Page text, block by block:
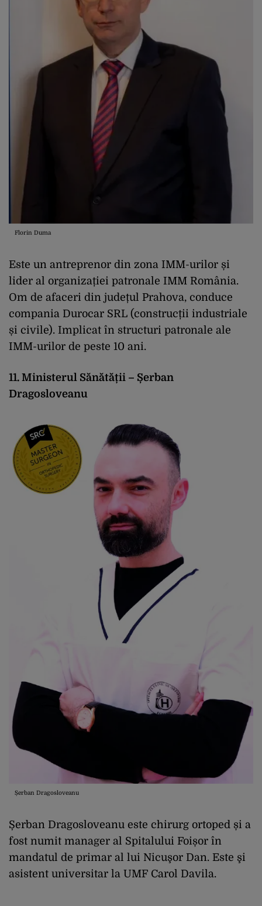
Florin Duma
Este un antreprenor din zona IMM-urilor și
lider al organizației patronale IMM România.
Om de afaceri din județul Prahova, conduce
compania Durocar SRL (construcții industriale
și civile). Implicat în structuri patronale ale
IMM-urilor de peste 10 ani.
11. Ministerul Sănătății – Șerban
Dragosloveanu
Șerban Dragosloveanu
Șerban Dragosloveanu este chirurg ortoped și a
fost numit manager al Spitalului Foișor în
mandatul de primar al lui Nicuşor Dan. Este şi
asistent universitar la UMF Carol Davila.